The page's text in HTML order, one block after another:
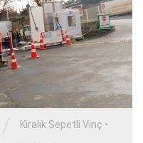
Kiralık Sepetli Vinç •